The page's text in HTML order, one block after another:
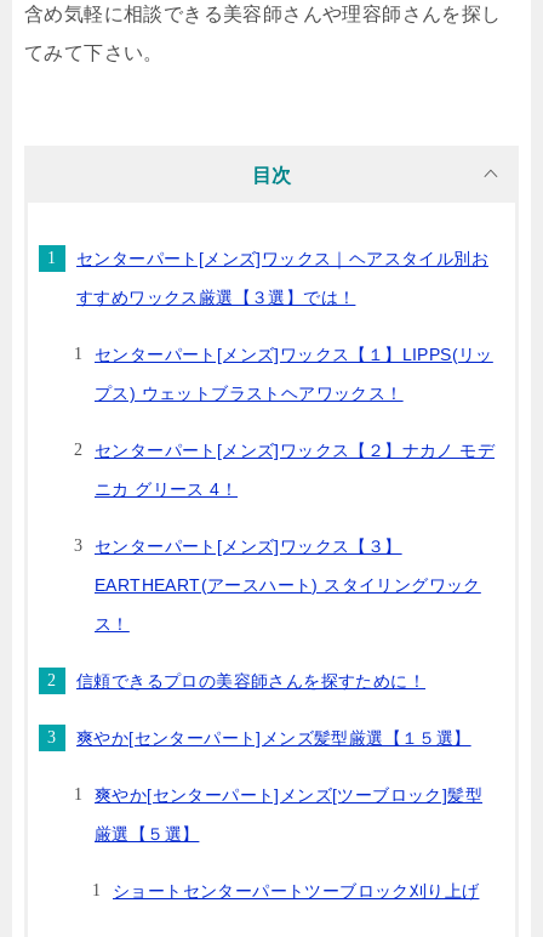
含め気軽に相談できる美容師さんや理容師さんを探し
てみて下さい。
目次
センターパート[メンズ]ワックス｜ヘアスタイル別お
すすめワックス厳選【３選】では！
センターパート[メンズ]ワックス【１】LIPPS(リッ
プス) ウェットブラストヘアワックス！
センターパート[メンズ]ワックス【２】ナカノ モデ
ニカ グリース 4！
センターパート[メンズ]ワックス【３】
EARTHEART(アースハート) スタイリングワック
ス！
信頼できるプロの美容師さんを探すために！
爽やか[センターパート]メンズ髪型厳選【１５選】
爽やか[センターパート]メンズ[ツーブロック]髪型
厳選【５選】
ショートセンターパートツーブロック刈り上げ